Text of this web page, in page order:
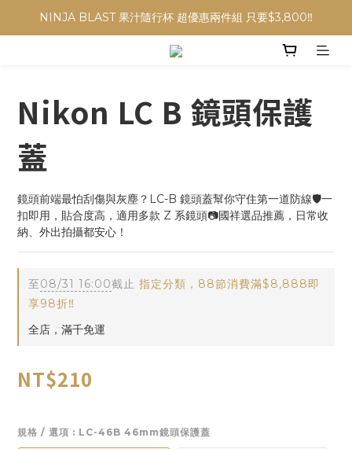
NINJA BLAST 果汁隨行杯 超優惠兩件組 只要$3,800‼️
NINJA BLAST 果汁隨行杯 超優惠兩件組 只要$3,800‼️
✨收藏經典， F接環鏡頭4折起✨
NINJA BLAST 果汁隨行杯 超優惠兩件組 只要$3,800‼️
Nikon LC B 鏡頭保護
蓋
鏡頭前端最怕刮傷與灰塵？LC-B 鏡頭蓋幫你守住第一道防線🛡️一
扣即用，貼合度高，適用多款 Z 系鏡頭📷國祥選品推薦，日常收
納、外出拍攝都安心！
至08/31 16:00截止 指定分類，88節消費滿$8,888即
享98折‼️
全店，滿千免運
NT$210
規格 / 選項 : LC-46B 46mm鏡頭保護蓋